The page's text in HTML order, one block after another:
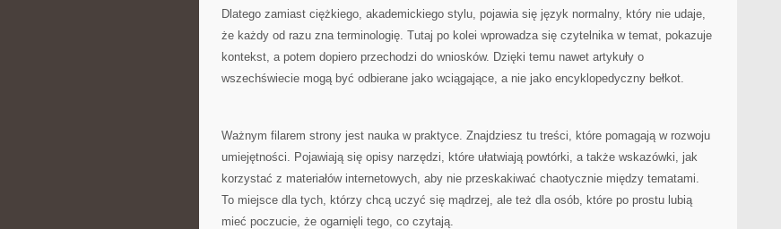
Dlatego zamiast ciężkiego, akademickiego stylu, pojawia się język normalny, który nie udaje,
że każdy od razu zna terminologię. Tutaj po kolei wprowadza się czytelnika w temat, pokazuje
kontekst, a potem dopiero przechodzi do wniosków. Dzięki temu nawet artykuły o
wszechświecie mogą być odbierane jako wciągające, a nie jako encyklopedyczny bełkot.
Ważnym filarem strony jest nauka w praktyce. Znajdziesz tu treści, które pomagają w rozwoju
umiejętności. Pojawiają się opisy narzędzi, które ułatwiają powtórki, a także wskazówki, jak
korzystać z materiałów internetowych, aby nie przeskakiwać chaotycznie między tematami.
To miejsce dla tych, którzy chcą uczyć się mądrzej, ale też dla osób, które po prostu lubią
mieć poczucie, że ogarnięli tego, co czytają.